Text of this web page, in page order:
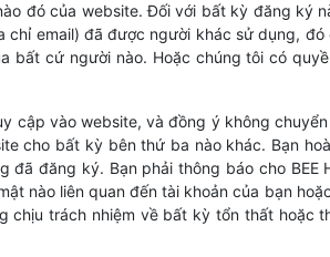
đó của website. Đối với bất kỳ đăng ký
email) đã được người khác sử dụng,
bất cứ người nào. Hoặc chúng tôi có
cập vào website, và đồng ý không
cho bất kỳ bên thứ ba nào khác. Bạn
đăng ký. Bạn phải thông báo cho BEE
nào liên quan đến tài khoản của bạn
trách nhiệm về bất kỳ tổn thất hoặc